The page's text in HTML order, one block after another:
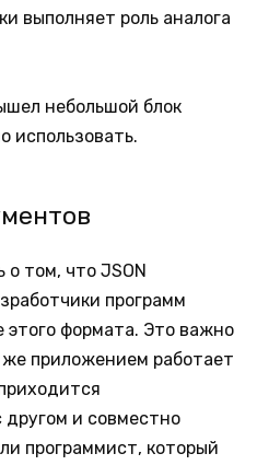
выполняет роль аналога
небольшой блок
использовать.
том, что JSON
программ
этого формата. Это важно
приложением работает
другом и совместно
программист, который